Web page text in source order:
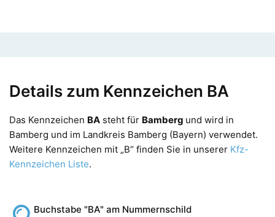
Details zum Kennzeichen BA
Das Kennzeichen BA steht für Bamberg und wird in
Bamberg und im Landkreis Bamberg (Bayern) verwendet.
Weitere Kennzeichen mit „B“ finden Sie in unserer Kfz-
Kennzeichen Liste.
Buchstabe "BA" am Nummernschild